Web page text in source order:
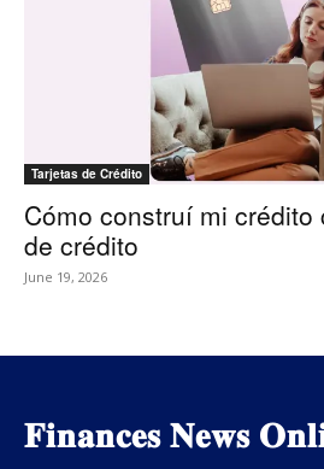
Tarjetas de Crédito
Cómo construí mi crédito
de crédito
June 19, 2026
𝐅𝐢𝐧𝐚𝐧𝐜𝐞𝐬 𝐍𝐞𝐰𝐬